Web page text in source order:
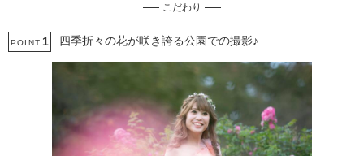
ガーデンでの撮影 チャペルでの撮影
スタジオでの撮影
衣装追加無料
こだわり
POINT 1 四季折々の花が咲き誇る公園での撮影♪